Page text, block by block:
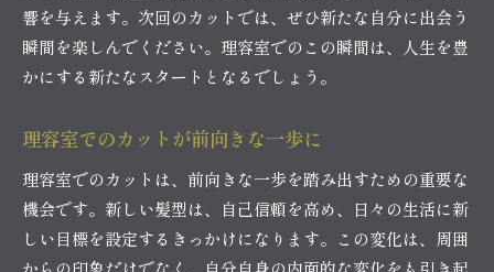
響を与えます。次回のカットでは、ぜひ新たな自分に出会う
瞬間を楽しんでください。理容室でのこの瞬間は、人生を豊
かにする新たなスタートとなるでしょう。
理容室でのカットが前向きな一歩に
理容室でのカットは、前向きな一歩を踏み出すための重要な
機会です。新しい髪型は、自己信頼を高め、日々の生活に新
しい目標を設定するきっかけになります。この変化は、周囲